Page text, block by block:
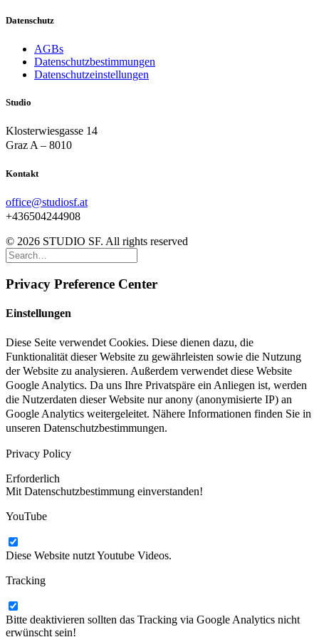
Datenschutz
AGBs
Datenschutzbestimmungen
Datenschutzeinstellungen
Studio
Klosterwiesgasse 14
Graz A – 8010
Kontakt
office@studiosf.at
+436504244908
© 2026 STUDIO SF. All rights reserved
Privacy Preference Center
Einstellungen
Diese Seite verwendet Cookies. Diese dienen dazu, die
Funktionalität dieser Website zu gewährleisten sowie die Nutzung
der Website zu analysieren. Außerdem verwendet diese Website
Google Analytics. Da uns Ihre Privatspäre ein Anliegen ist, werden
die Nutzerdaten dieser Website nur anony (anonymisierte IP) an
Google Analytics weitergeleitet. Nähere Informationen finden Sie in
unseren Datenschutzbestimmungen.
Privacy Policy
Erforderlich
Mit Datenschutzbestimmung einverstanden!
YouTube
Diese Website nutzt Youtube Videos.
Tracking
Bitte deaktivieren sollten das Tracking via Google Analytics nicht
erwünscht sein!